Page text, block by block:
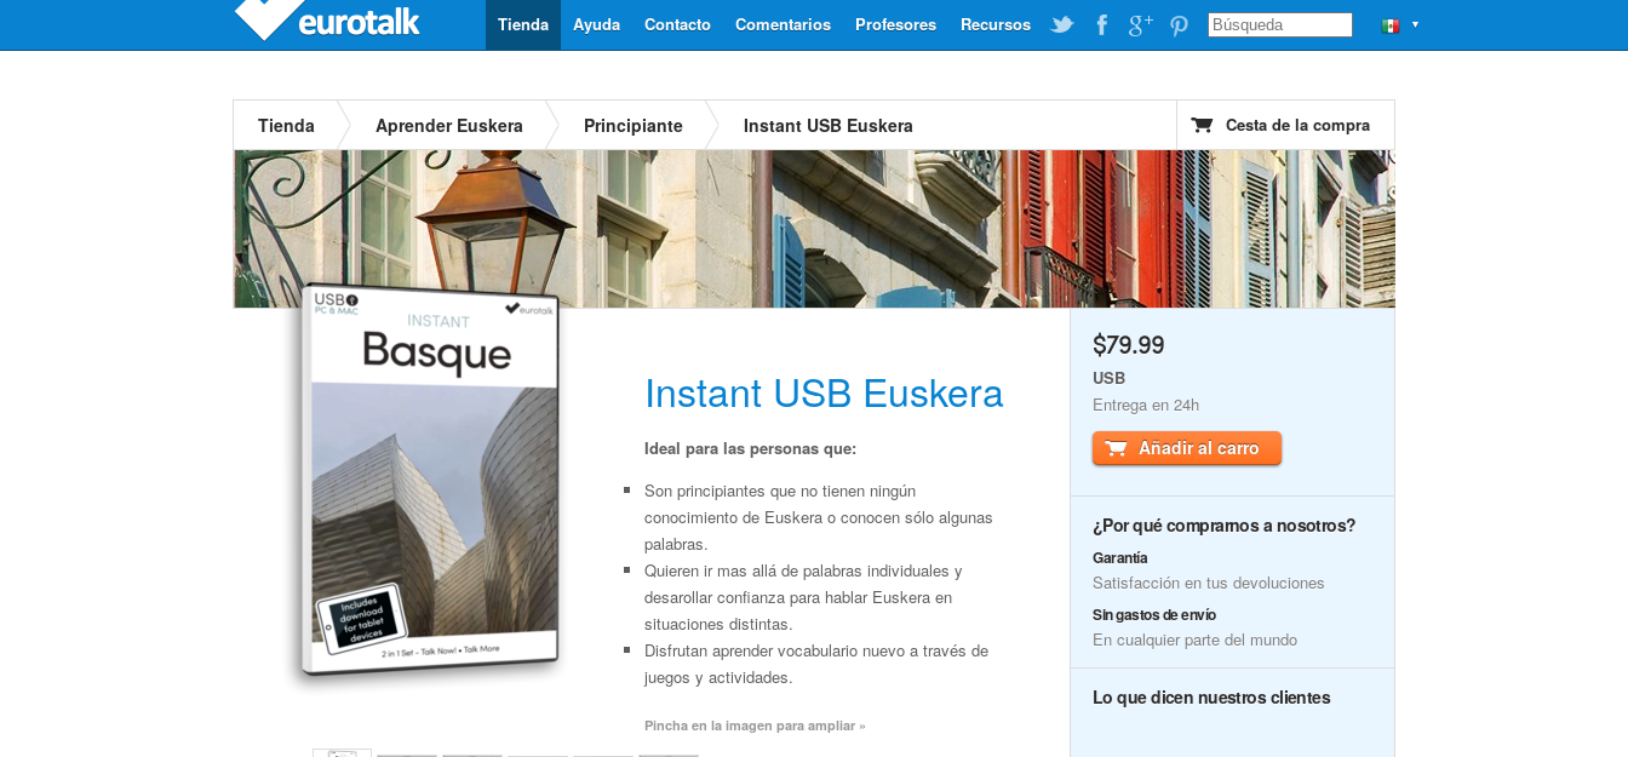
▼
Recursos
Profesores
Comentarios
Contacto
Ayuda
Tienda
Tienda Aprender Euskera Principiante Instant USB Euskera Cesta de la compra
Instant USB Euskera
Ideal para las personas que:
Son principiantes que no tienen ningún
conocimiento de Euskera o conocen sólo algunas
palabras.
Quieren ir mas allá de palabras individuales y
desarollar confianza para hablar Euskera en
situaciones distintas.
Disfrutan aprender vocabulario nuevo a través de
juegos y actividades.
Pincha en la imagen para ampliar »
$79.99
USB
Entrega en 24h
Añadir al carro
¿Por qué comprarnos a nosotros?
Garantía
Satisfacción en tus devoluciones
Sin gastos de envío
En cualquier parte del mundo
Lo que dicen nuestros clientes